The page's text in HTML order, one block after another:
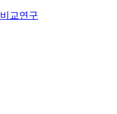
교연구